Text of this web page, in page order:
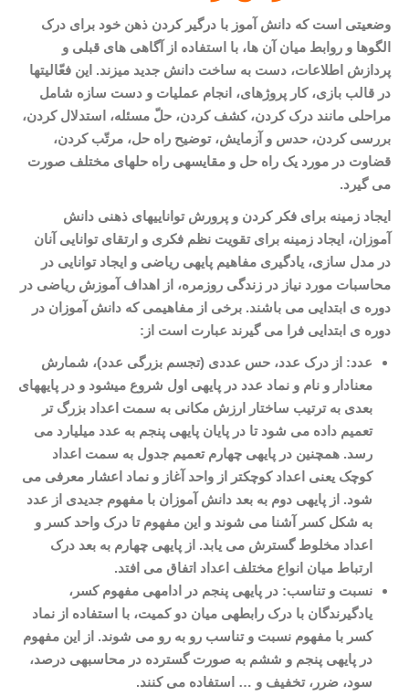
وضعیتی است که دانش آموز با درگیر کردن ذهن خود برای درک
الگوها و روابط میان آن ها، با استفاده از آگاهی های قبلی و
پردازش اطلاعات، دست به ساخت دانش جدید می­زند. این فعّالیت­ها
در قالب بازی، کار پروژه­ای، انجام عملیات و دست سازه شامل
مراحلی مانند درک کردن، کشف کردن، حلّ مسئله، استدلال کردن،
بررسی کردن، حدس و آزمایش، توضیح راه حل، مرتّب کردن،
قضاوت در مورد یک راه حل و مقایسه­ی راه حل­های مختلف صورت
می گیرد.
ایجاد زمینه برای فکر کردن و پرورش توانایی­های ذهنی دانش
آموزان، ایجاد زمینه برای تقویت نظم فکری و ارتقای توانایی آنان
در مدل سازی، یادگیری مفاهیم پایه­ی ریاضی و ایجاد توانایی در
محاسبات مورد نیاز در زندگی روزمره، از اهداف آموزش ریاضی در
دوره ی ابتدایی می باشند. برخی از مفاهیمی که دانش آموزان در
دوره ی ابتدایی فرا می گیرند عبارت است از :
عدد: از درک عدد، حس عددی (تجسم بزرگی عدد)، شمارش
معنادار و نام و نماد عدد در پایه­ی اول شروع می­شود و در پایه­های
بعدی به ترتیب ساختار ارزش مکانی به سمت اعداد بزرگ تر
تعمیم داده می شود تا در پایان پایه­ی پنجم به عدد میلیارد می
رسد. همچنین در پایه­ی چهارم تعمیم جدول به سمت اعداد
کوچک یعنی اعداد کوچکتر از واحد آغاز و نماد اعشار معرفی می
شود. از پایه­ی دوم به بعد دانش آموزان با مفهوم جدیدی از عدد
به شکل کسر آشنا می شوند و این مفهوم تا درک واحد کسر و
اعداد مخلوط گسترش می یابد. از پایه­ی چهارم به بعد درک
ارتباط میان انواع مختلف اعداد اتفاق می افتد.
نسبت و تناسب: در پایه­ی پنجم در ادامه­ی مفهوم کسر،
یادگیرندگان با درک رابطه­ی میان دو کمیت، با استفاده از نماد
کسر با مفهوم نسبت و تناسب رو به رو می شوند. از این مفهوم
در پایه­ی پنجم و ششم به صورت گسترده در محاسبه­ی درصد،
سود، ضرر، تخفیف و … استفاده می کنند.